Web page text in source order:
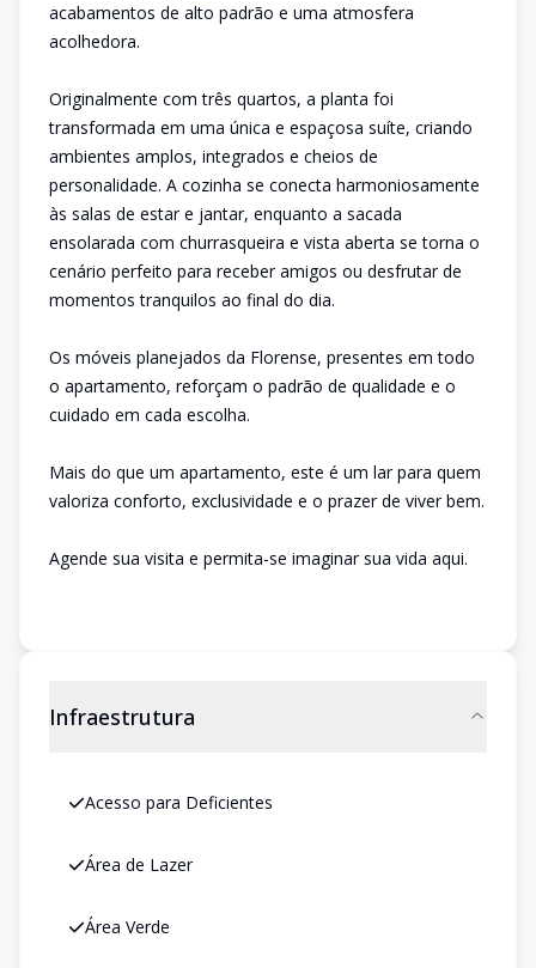
acabamentos de alto padrão e uma atmosfera
acolhedora.
Originalmente com três quartos, a planta foi
transformada em uma única e espaçosa suíte, criando
ambientes amplos, integrados e cheios de
personalidade. A cozinha se conecta harmoniosamente
às salas de estar e jantar, enquanto a sacada
ensolarada com churrasqueira e vista aberta se torna o
cenário perfeito para receber amigos ou desfrutar de
momentos tranquilos ao final do dia.
Os móveis planejados da Florense, presentes em todo
o apartamento, reforçam o padrão de qualidade e o
cuidado em cada escolha.
Mais do que um apartamento, este é um lar para quem
valoriza conforto, exclusividade e o prazer de viver bem.
Agende sua visita e permita-se imaginar sua vida aqui.
Infraestrutura
Acesso para Deficientes
Área de Lazer
Área Verde